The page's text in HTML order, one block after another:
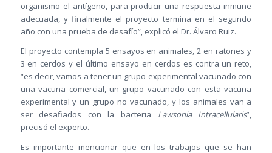
organismo el antígeno, para producir una respuesta inmune
adecuada, y finalmente el proyecto termina en el segundo
año con una prueba de desafío”, explicó el Dr. Álvaro Ruiz.
El proyecto contempla 5 ensayos en animales, 2 en ratones y
3 en cerdos y el último ensayo en cerdos es contra un reto,
“es decir, vamos a tener un grupo experimental vacunado con
una vacuna comercial, un grupo vacunado con esta vacuna
experimental y un grupo no vacunado, y los animales van a
ser desafiados con la bacteria Lawsonia Intracellularis”,
precisó el experto.
Es importante mencionar que en los trabajos que se han